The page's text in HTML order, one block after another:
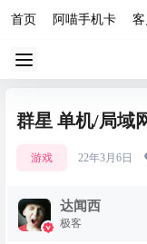
首页 阿喵手机卡
群星 单机/局域
游戏 22年3月6日
达闻西
极客